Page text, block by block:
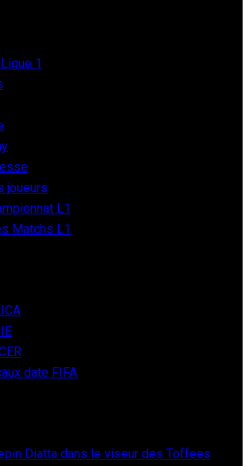
1
joueurs
L1
Matchs L1
date FIFA
Diatta dans le viseur des Toffees